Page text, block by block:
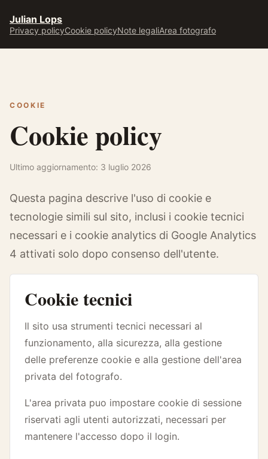
Julian Lops
Privacy policyCookie policyNote legaliArea fotografo
COOKIE
Cookie policy
Ultimo aggiornamento: 3 luglio 2026
Questa pagina descrive l'uso di cookie e
tecnologie simili sul sito, inclusi i cookie tecnici
necessari e i cookie analytics di Google Analytics
4 attivati solo dopo consenso dell'utente.
Cookie tecnici
Il sito usa strumenti tecnici necessari al
funzionamento, alla sicurezza, alla gestione
delle preferenze cookie e alla gestione dell'area
privata del fotografo.
L'area privata puo impostare cookie di sessione
riservati agli utenti autorizzati, necessari per
mantenere l'accesso dopo il login.